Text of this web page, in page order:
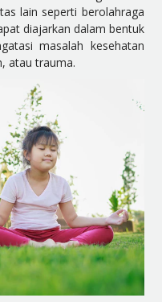
lain seperti berolahraga
diajarkan dalam bentuk
masalah kesehatan
atau trauma.